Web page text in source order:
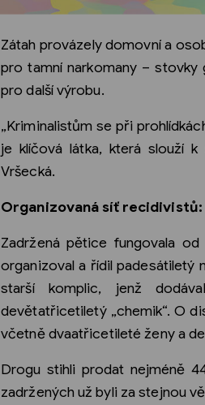
Zátah provázely domovní a
pro tamní narkomany – stovky
pro další výrobu.
„Kriminalistům se při
je klíčová látka, která slouží
Vršecká.
Organizovaná síť
Zadržená pětice fungovala
organizoval a řídil padesátiletý
starší komplic, jenž
devětatřicetiletý „chemik“. O
včetně dvaatřicetileté ženy a
Drogu stihli prodat nejméně
zadržených už byli za stejnou